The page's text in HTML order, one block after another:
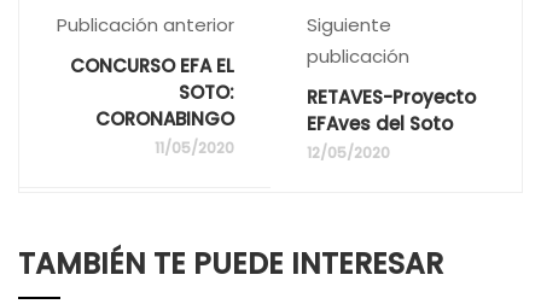
Publicación anterior
CONCURSO EFA EL
SOTO:
CORONABINGO
11/05/2020
Siguiente
publicación
RETAVES-Proyecto
EFAves del Soto
12/05/2020
TAMBIÉN TE PUEDE INTERESAR